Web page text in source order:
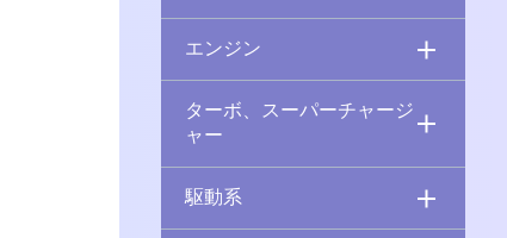
エンジン
ターボ、スーパーチャージ
ャー
駆動系